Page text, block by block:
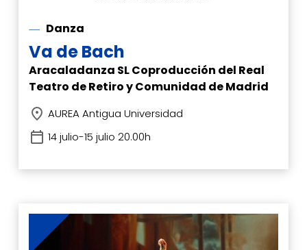
Danza
Va de Bach
Aracaladanza SL Coproducción del Real
Teatro de Retiro y Comunidad de Madrid
AUREA Antigua Universidad
14 julio-15 julio 20.00h